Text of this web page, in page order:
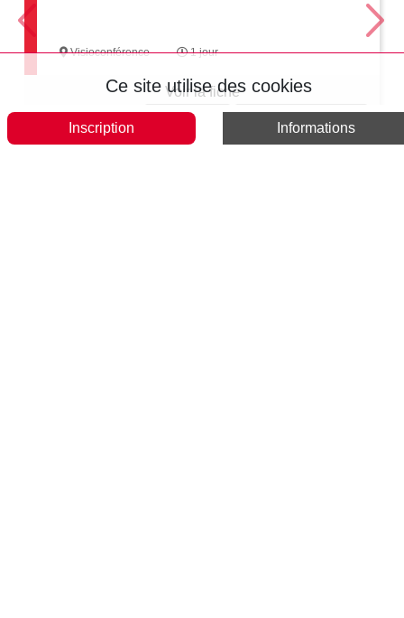
Inscription Informations
Visioconférence 1 jour
Voir la fiche
Ce site utilise des cookies
Tout interdire